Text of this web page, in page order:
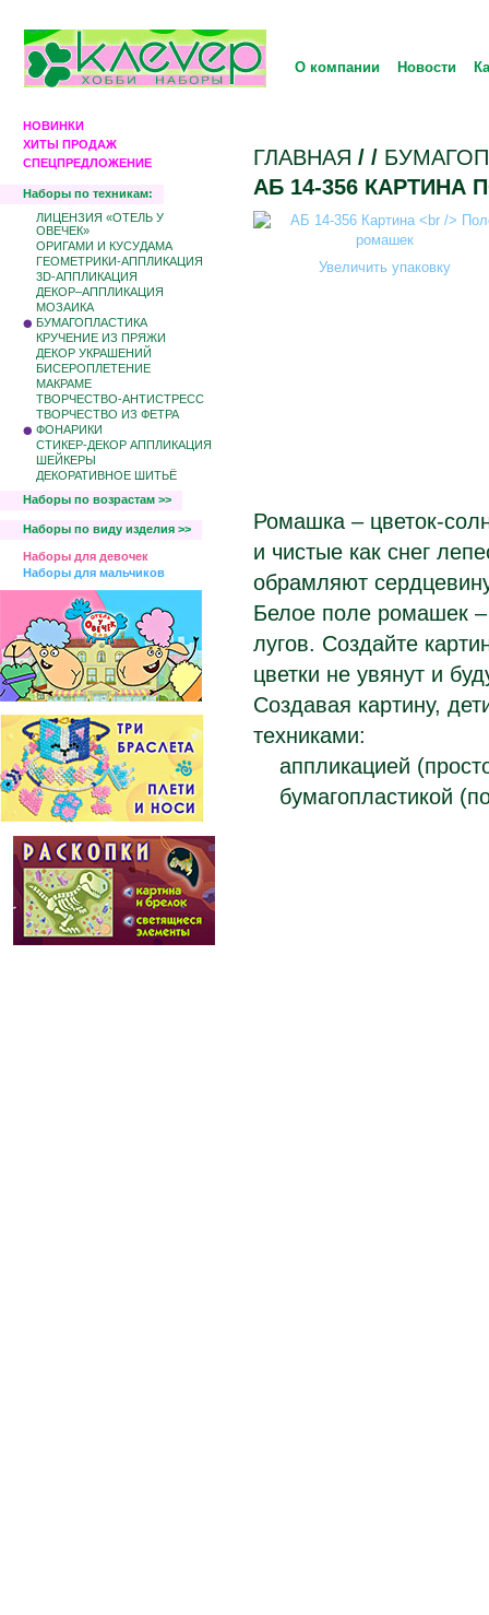
О компании Новости
НОВИНКИ
ХИТЫ ПРОДАЖ
СПЕЦПРЕДЛОЖЕНИЕ
Наборы по техникам:
ЛИЦЕНЗИЯ «ОТЕЛЬ У
ОВЕЧЕК»
ОРИГАМИ И КУСУДАМА
ГЕОМЕТРИКИ-АППЛИКАЦИЯ
3D-АППЛИКАЦИЯ
ДЕКОР–АППЛИКАЦИЯ
МОЗАИКА
БУМАГОПЛАСТИКА
КРУЧЕНИЕ ИЗ ПРЯЖИ
ДЕКОР УКРАШЕНИЙ
БИCЕРОПЛЕТЕНИЕ
МАКРАМЕ
ТВОРЧЕСТВО-АНТИСТРЕСС
ТВОРЧЕСТВО ИЗ ФЕТРА
ФОНАРИКИ
СТИКЕР-ДЕКОР АППЛИКАЦИЯ
ШЕЙКЕРЫ
ДЕКОРАТИВНОЕ ШИТЬЁ
Наборы по возрастам >>
Наборы по виду изделия >>
Наборы для девочек
Наборы для мальчиков
ГЛАВНАЯ / /
АБ 14-356
Увеличить упаковку
Ромашка – цветок-
и чистые как снег
обрамляют
Белое поле ромашек
лугов. Создайте
цветки не увянут и
Создавая картину,
техниками:
аппликацией
бумагопластикой